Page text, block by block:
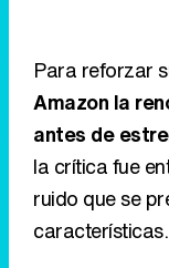
Para reforzar
Amazon la
antes de
la crítica fue
ruido que se
características.